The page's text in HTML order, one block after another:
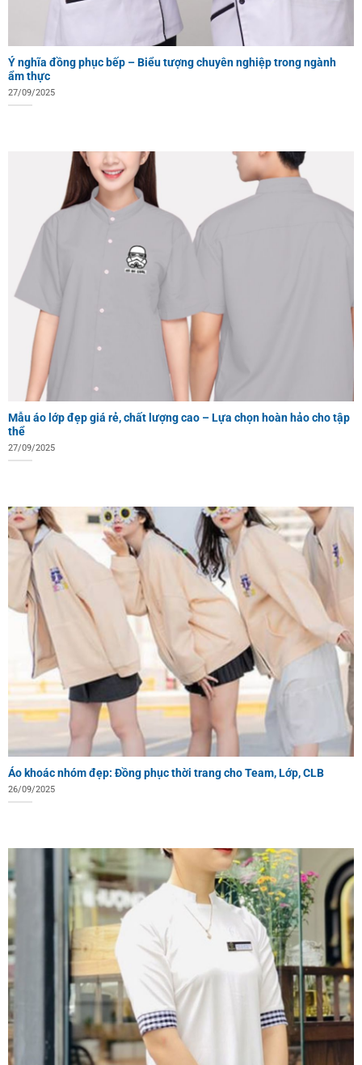
Ý nghĩa đồng phục bếp – Biểu tượng chuyên nghiệp trong ngành
ẩm thực
27/09/2025
Mẫu áo lớp đẹp giá rẻ, chất lượng cao – Lựa chọn hoàn hảo cho tập
thể
27/09/2025
Áo khoác nhóm đẹp: Đồng phục thời trang cho Team, Lớp, CLB
26/09/2025